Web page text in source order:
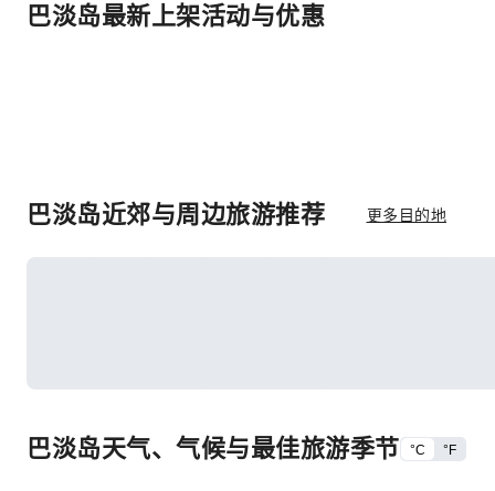
巴淡岛最新上架活动与优惠
巴淡岛近郊与周边旅游推荐 更多目的地
巴淡岛天气、气候与最佳旅游季节 °C °F